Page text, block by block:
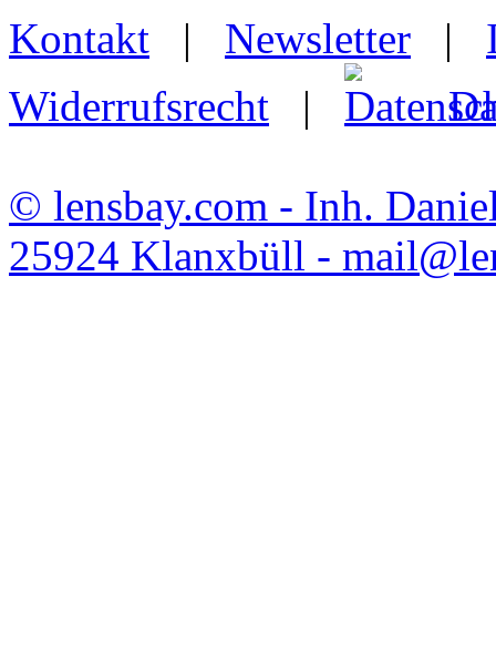
Kontakt | Newsletter |
Widerrufsrecht |
© lensbay.com - Inh.
25924 Klanxbüll -